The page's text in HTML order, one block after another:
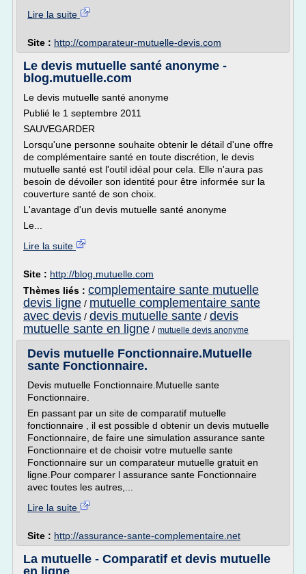
Lire la suite
Site : http://comparateur-mutuelle-devis.com
Le devis mutuelle santé anonyme -
blog.mutuelle.com
Le devis mutuelle santé anonyme
Publié le 1 septembre 2011
SAUVEGARDER
Lorsqu'une personne souhaite obtenir le détail d'une offre
de complémentaire santé en toute discrétion, le devis
mutuelle santé est l'outil idéal pour cela. Elle n'aura pas
besoin de dévoiler son identité pour être informée sur la
couverture santé de son choix.
L'avantage d'un devis mutuelle santé anonyme
Le...
Lire la suite
Site : http://blog.mutuelle.com
Thèmes liés : complementaire sante mutuelle
devis ligne / mutuelle complementaire sante
avec devis / devis mutuelle sante / devis
mutuelle sante en ligne / mutuelle devis anonyme
Devis mutuelle Fonctionnaire.Mutuelle
sante Fonctionnaire.
Devis mutuelle Fonctionnaire.Mutuelle sante
Fonctionnaire.
En passant par un site de comparatif mutuelle
fonctionnaire , il est possible d obtenir un devis mutuelle
Fonctionnaire, de faire une simulation assurance sante
Fonctionnaire et de choisir votre mutuelle sante
Fonctionnaire sur un comparateur mutuelle gratuit en
ligne.Pour comparer l assurance sante Fonctionnaire
avec toutes les autres,...
Lire la suite
Site : http://assurance-sante-complementaire.net
La mutuelle - Comparatif et devis mutuelle
en ligne